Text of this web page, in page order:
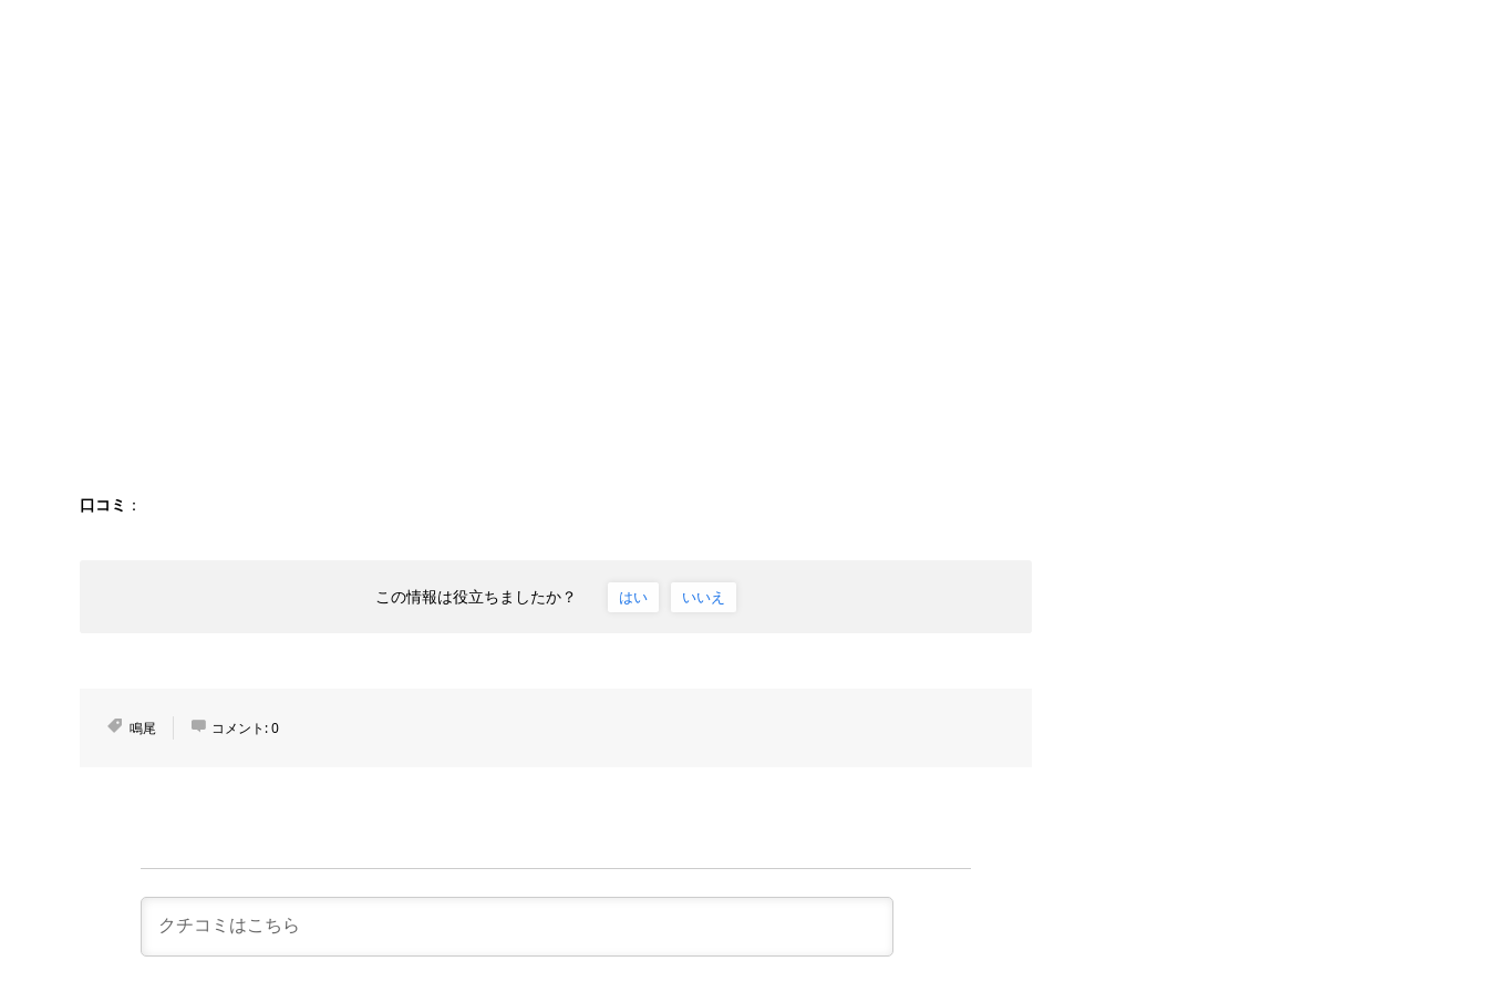
口コミ ：
この情報は役立ちましたか？ はい いいえ
鳴尾 コメント:0